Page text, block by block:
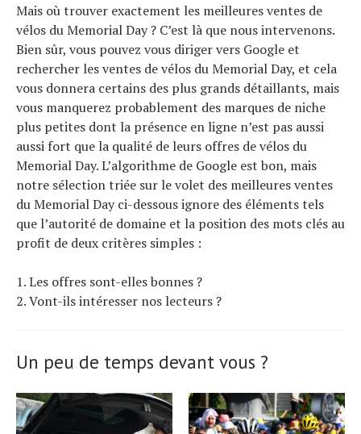
Mais où trouver exactement les meilleures ventes de
vélos du Memorial Day ? C’est là que nous intervenons.
Bien sûr, vous pouvez vous diriger vers Google et
rechercher les ventes de vélos du Memorial Day, et cela
vous donnera certains des plus grands détaillants, mais
vous manquerez probablement des marques de niche
plus petites dont la présence en ligne n’est pas aussi
aussi fort que la qualité de leurs offres de vélos du
Memorial Day. L’algorithme de Google est bon, mais
notre sélection triée sur le volet des meilleures ventes
du Memorial Day ci-dessous ignore des éléments tels
que l’autorité de domaine et la position des mots clés au
profit de deux critères simples :
1. Les offres sont-elles bonnes ?
2. Vont-ils intéresser nos lecteurs ?
Un peu de temps devant vous ?